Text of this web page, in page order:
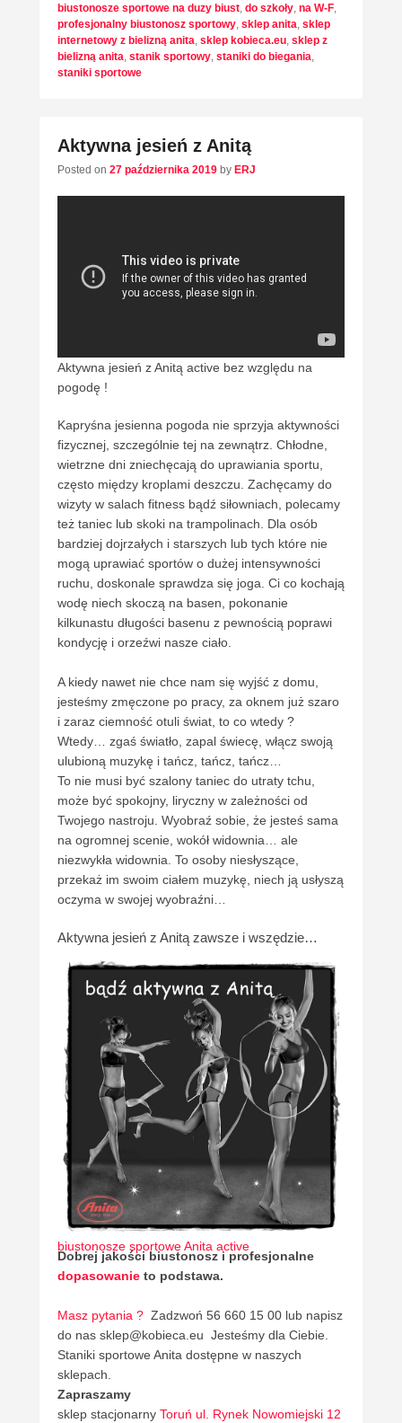
biustonosze sportowe na duzy biust, do szkoły, na W-F,
profesjonalny biustonosz sportowy, sklep anita, sklep
internetowy z bielizną anita, sklep kobieca.eu, sklep z
bielizną anita, stanik sportowy, staniki do biegania,
staniki sportowe
Aktywna jesień z Anitą
Posted on 27 października 2019 by ERJ
Aktywna jesień z Anitą active bez względu na
pogodę !
Kapryśna jesienna pogoda nie sprzyja aktywności
fizycznej, szczególnie tej na zewnątrz. Chłodne,
wietrzne dni zniechęcają do uprawiania sportu,
często między kroplami deszczu. Zachęcamy do
wizyty w salach fitness bądź siłowniach, polecamy
też taniec lub skoki na trampolinach. Dla osób
bardziej dojrzałych i starszych lub tych które nie
mogą uprawiać sportów o dużej intensywności
ruchu, doskonale sprawdza się joga. Ci co kochają
wodę niech skoczą na basen, pokonanie
kilkunastu długości basenu z pewnością poprawi
kondycję i orzeźwi nasze ciało.
A kiedy nawet nie chce nam się wyjść z domu,
jesteśmy zmęczone po pracy, za oknem już szaro
i zaraz ciemność otuli świat, to co wtedy ?
Wtedy… zgaś światło, zapal świecę, włącz swoją
ulubioną muzykę i tańcz, tańcz, tańcz…
To nie musi być szalony taniec do utraty tchu,
może być spokojny, liryczny w zależności od
Twojego nastroju. Wyobraź sobie, że jesteś sama
na ogromnej scenie, wokół widownia… ale
niezwykła widownia. To osoby niesłyszące,
przekaż im swoim ciałem muzykę, niech ją usłyszą
oczyma w swojej wyobraźni…
Aktywna jesień z Anitą zawsze i wszędzie…
biustonosze sportowe Anita active
Dobrej jakości biustonosz i profesjonalne
dopasowanie to podstawa.
Masz pytania ? Zadzwoń 56 660 15 00 lub napisz
do nas sklep@kobieca.eu Jesteśmy dla Ciebie.
Staniki sportowe Anita dostępne w naszych
sklepach.
Zapraszamy
sklep stacjonarny Toruń ul. Rynek Nowomiejski 12